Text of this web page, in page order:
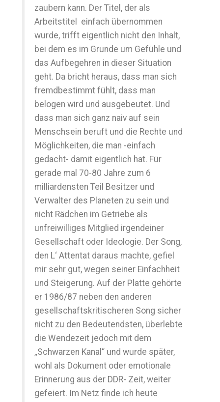
zaubern kann. Der Titel, der als
Arbeitstitel einfach übernommen
wurde, trifft eigentlich nicht den Inhalt,
bei dem es im Grunde um Gefühle und
das Aufbegehren in dieser Situation
geht. Da bricht heraus, dass man sich
fremdbestimmt fühlt, dass man
belogen wird und ausgebeutet. Und
dass man sich ganz naiv auf sein
Menschsein beruft und die Rechte und
Möglichkeiten, die man -einfach
gedacht- damit eigentlich hat. Für
gerade mal 70-80 Jahre zum 6
milliardensten Teil Besitzer und
Verwalter des Planeten zu sein und
nicht Rädchen im Getriebe als
unfreiwilliges Mitglied irgendeiner
Gesellschaft oder Ideologie. Der Song,
den L‘ Attentat daraus machte, gefiel
mir sehr gut, wegen seiner Einfachheit
und Steigerung. Auf der Platte gehörte
er 1986/87 neben den anderen
gesellschaftskritischeren Song sicher
nicht zu den Bedeutendsten, überlebte
die Wendezeit jedoch mit dem
„Schwarzen Kanal“ und wurde später,
wohl als Dokument oder emotionale
Erinnerung aus der DDR- Zeit, weiter
gefeiert. Im Netz finde ich heute